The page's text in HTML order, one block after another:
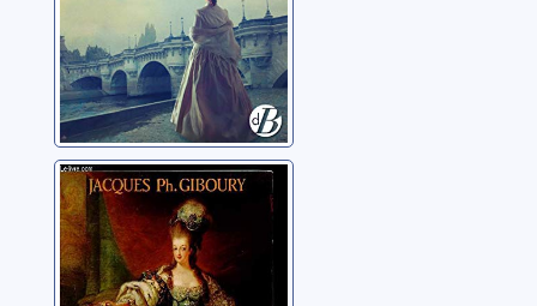
La Reine de
paille
Giboury, Jacques-
Philippe